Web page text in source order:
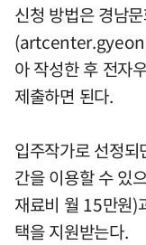
신청 방법은 경남
아 작성한 후 전자
제출하면 된다.
입주작가로 선정
간을 이용할 수 있
재료비 월 15만원)
택을 지원받는다.